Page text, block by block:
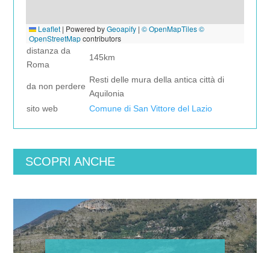
Leaflet | Powered byGeoapify |© OpenMapTiles ©
OpenStreetMapcontributors
distanza da
Roma
145km
da non perdere
Resti delle mura della antica città di
Aquilonia
sito web
Comune di San Vittore del Lazio
SCOPRI ANCHE